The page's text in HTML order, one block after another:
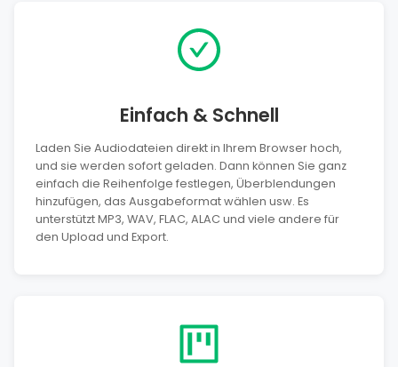
Einfach & Schnell
Laden Sie Audiodateien direkt in Ihrem Browser hoch,
und sie werden sofort geladen. Dann können Sie ganz
einfach die Reihenfolge festlegen, Überblendungen
hinzufügen, das Ausgabeformat wählen usw. Es
unterstützt MP3, WAV, FLAC, ALAC und viele andere für
den Upload und Export.